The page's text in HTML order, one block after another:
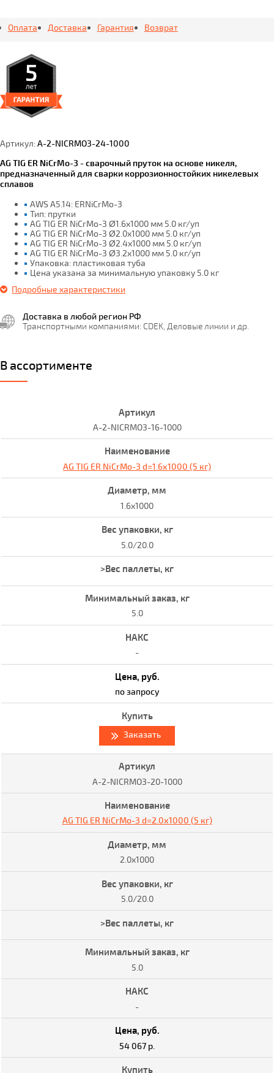
Оплата Доставка Гарантия Возврат
Артикул:A-2-NICRMO3-24-1000
AG TIG ER NiCrMo-3 - сварочный пруток на основе никеля,
предназначенный для сварки коррозионностойких никелевых
сплавов
AWS A5.14: ERNiCrMo-3
Тип: прутки
AG TIG ER NiCrMo-3 Ø1.6x1000 мм 5.0 кг/уп
AG TIG ER NiCrMo-3 Ø2.0x1000 мм 5.0 кг/уп
AG TIG ER NiCrMo-3 Ø2.4x1000 мм 5.0 кг/уп
AG TIG ER NiCrMo-3 Ø3.2x1000 мм 5.0 кг/уп
Упаковка: пластиковая туба
Цена указана за минимальную упаковку 5.0 кг
Подробные характеристики
Доставка в любой регион РФ
Транспортными компаниями: CDEK, Деловые линии и др.
В ассортименте
A-2-NICRMO3-16-1000
AG TIG ER NiCrMo-3 d=1.6х1000 (5 кг)
1.6x1000
5.0/20.0
5.0
-
по запросу
Заказать
A-2-NICRMO3-20-1000
AG TIG ER NiCrMo-3 d=2.0х1000 (5 кг)
2.0x1000
5.0/20.0
5.0
-
54 067 р.